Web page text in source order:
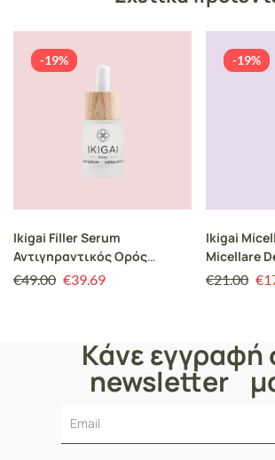
-19%
Ikigai Filler Serum
Αντιγηραντικός Ορός
Προσώπου Ενυδατική Δράση
€49.00 €39.69
-19%
Ikigai
Micellare
Struccante
€21.00 €
Κάνε εγγραφή
newsletter